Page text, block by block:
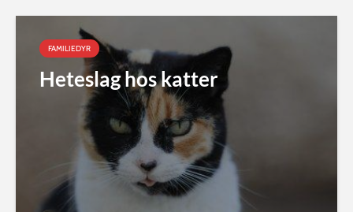
FAMILIEDYR
Heteslag hos katter